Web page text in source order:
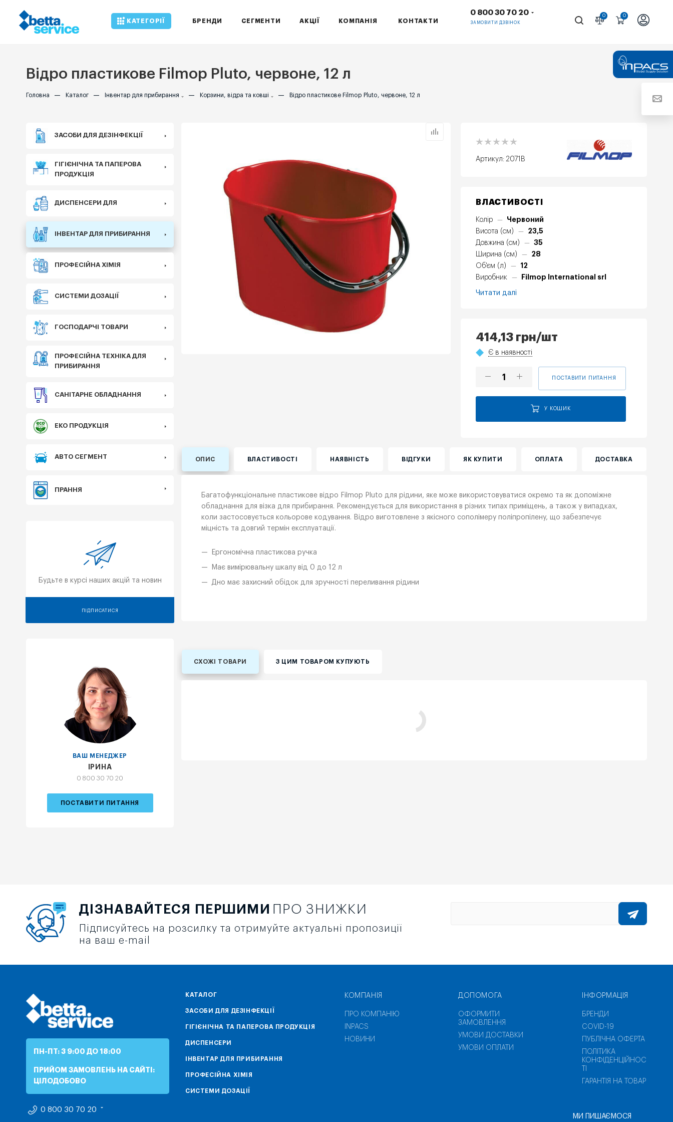
0 0
0 800 30 70 20
ЗАМОВИТИ ДЗВІНОК
КАТЕГОРІЇ БРЕНДИ СЕГМЕНТИ АКЦІЇ КОМПАНІЯ КОНТАКТИ
Відро пластикове Filmop Pluto, червоне, 12 л
Головна — Каталог — Інвентар для прибирання — Корзини, відра та ковші — Відро пластикове Filmop Pluto, червоне, 12 л
Артикул: 2071B
ВЛАСТИВОСТІ
Колір —
Червоний
Висота (см)
—
23,5
Довжина (см)
—
35
Ширина (см)
—
28
Об'єм (л)
—
12
Виробник
— Filmop International srl
Читати далі
414,13 грн/шт
Є в наявності
ПОСТАВИТИ ПИТАННЯ
У КОШИК
ОПИС ВЛАСТИВОСТІ НАЯВНІСТЬ ВІДГУКИ ЯК КУПИТИ ОПЛАТА ДОСТАВКА
Багатофункціональне пластикове відро Filmop Pluto для рідини, яке може використовуватися окремо та як допоміжне
обладнання для візка для прибирання. Рекомендується для використання в різних типах приміщень, а також у випадках,
коли застосовується кольорове кодування. Відро виготовлене з якісного сополімеру поліпропілену, що забезпечує
міцність та довгий термін експлуатації.
Ергономічна пластикова ручка
Має вимірювальну шкалу від 0 до 12 л
Дно має захисний обідок для зручності переливання рідини
СХОЖІ ТОВАРИ З ЦИМ ТОВАРОМ КУПУЮТЬ
ЗАСОБИ ДЛЯ ДЕЗІНФЕКЦІЇ
ГІГІЄНІЧНА ТА ПАПЕРОВА
ПРОДУКЦІЯ
ДИСПЕНСЕРИ ДЛЯ
ІНВЕНТАР ДЛЯ ПРИБИРАННЯ
ПРОФЕСІЙНА ХІМІЯ
СИСТЕМИ ДОЗАЦІЇ
ГОСПОДАРЧІ ТОВАРИ
ПРОФЕСІЙНА ТЕХНІКА ДЛЯ
ПРИБИРАННЯ
САНІТАРНЕ ОБЛАДНАННЯ
ЕКО ПРОДУКЦІЯ
АВТО СЕГМЕНТ
ПРАННЯ
Будьте в курсі наших акцій та новин
ПІДПИСАТИСЯ
ВАШ МЕНЕДЖЕР
ІРИНА
0 800 30 70 20
ПОСТАВИТИ ПИТАННЯ
ДІЗНАВАЙТЕСЯ ПЕРШИМИ ПРО ЗНИЖКИ
Підписуйтесь на розсилку та отримуйте актуальні пропозиції
на ваш e-mail
ПН-ПТ: З 9:00 ДО 18:00
ПРИЙОМ ЗАМОВЛЕНЬ НА САЙТІ:
ЦІЛОДОБОВО
0 800 30 70 20
КАТАЛОГ
ЗАСОБИ ДЛЯ ДЕЗІНФЕКЦІЇ
ГІГІЄНІЧНА ТА ПАПЕРОВА ПРОДУКЦІЯ
ДИСПЕНСЕРИ
ІНВЕНТАР ДЛЯ ПРИБИРАННЯ
ПРОФЕСІЙНА ХІМІЯ
СИСТЕМИ ДОЗАЦІЇ
КОМПАНІЯ
ПРО КОМПАНІЮ
INPACS
НОВИНИ
ДОПОМОГА
ОФОРМИТИ
ЗАМОВЛЕННЯ
УМОВИ ДОСТАВКИ
УМОВИ ОПЛАТИ
ІНФОРМАЦІЯ
БРЕНДИ
COVID-19
ПУБЛІЧНА ОФЕРТА
ПОЛІТИКА
КОНФІДЕНЦІЙНОС
ГАРАНТІЯ НА ТОВАР
МИ ПИШАЄМОСЯ